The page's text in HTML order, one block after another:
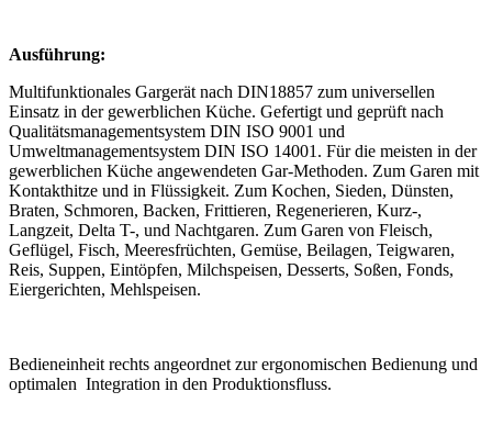
Ausführung:
Multifunktionales Gargerät nach DIN18857 zum universellen
Einsatz in der gewerblichen Küche. Gefertigt und geprüft nach
Qualitätsmanagementsystem DIN ISO 9001 und
Umweltmanagementsystem DIN ISO 14001. Für die meisten in der
gewerblichen Küche angewendeten Gar-Methoden. Zum Garen mit
Kontakthitze und in Flüssigkeit. Zum Kochen, Sieden, Dünsten,
Braten, Schmoren, Backen, Frittieren, Regenerieren, Kurz-,
Langzeit, Delta T-, und Nachtgaren. Zum Garen von Fleisch,
Geflügel, Fisch, Meeresfrüchten, Gemüse, Beilagen, Teigwaren,
Reis, Suppen, Eintöpfen, Milchspeisen, Desserts, Soßen, Fonds,
Eiergerichten, Mehlspeisen.
Bedieneinheit rechts angeordnet zur ergonomischen Bedienung und
optimalen Integration in den Produktionsfluss.